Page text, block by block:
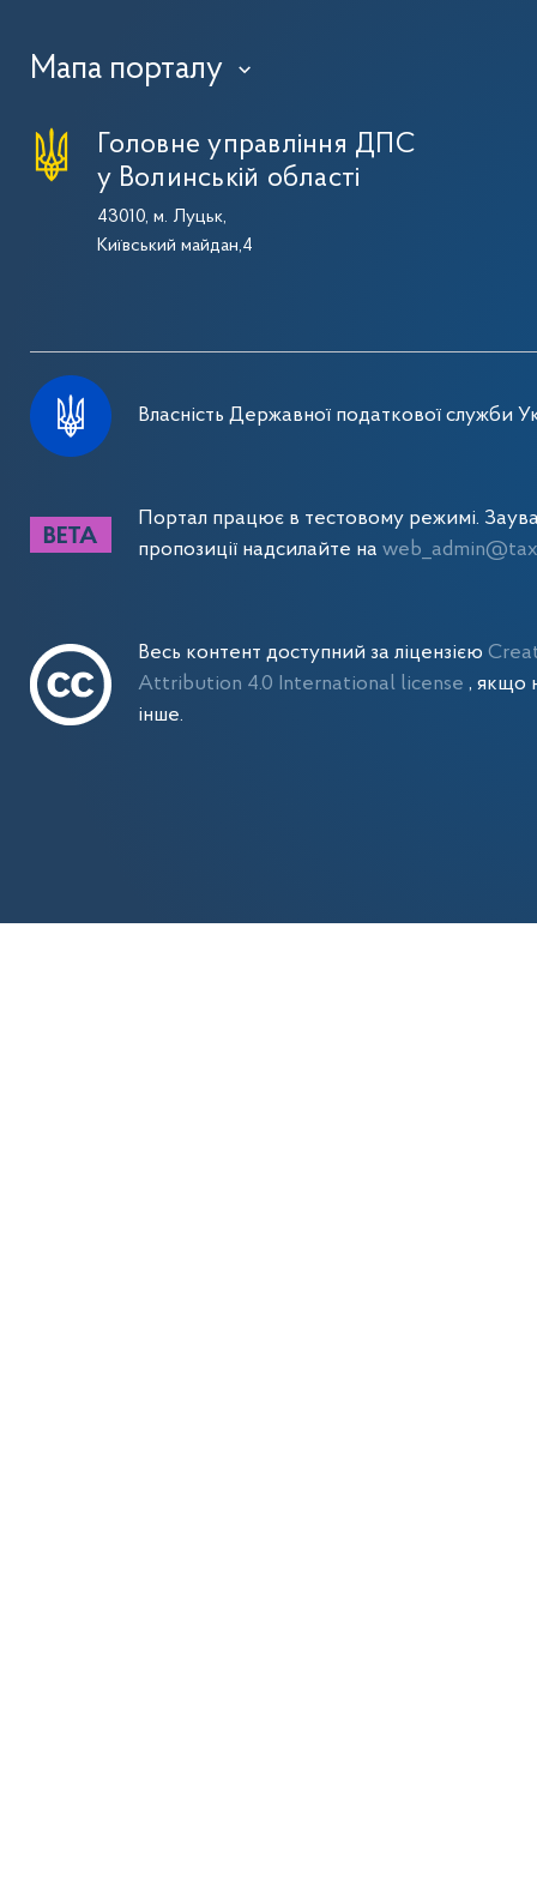
Мапа порталу ›
Головне управління ДПС
у Волинській області
43010, м. Луцьк,
Київський майдан,4
Власність Державної податкової служби
Портал працює в тестовому режимі.
пропозиції надсилайте на
Весь контент доступний за ліцензією
Attribution 4.0 International license , якщо
інше.